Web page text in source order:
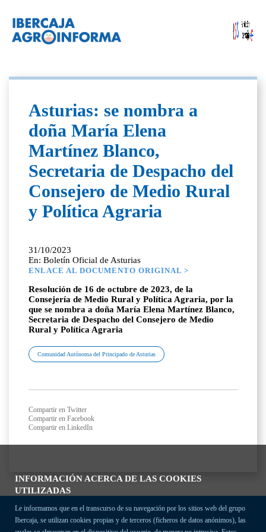
INFORMACIÓN ACERCA DE LAS COOKIES
UTILIZADAS
Le informamos que en el transcurso de su navegación por los sitios web del grupo
Ibercaja, se utilizan cookies propias y de terceros (ficheros de datos anónimos), las
Asturias: se nombra a
doña María Elena
Martínez Blanco,
Secretaria de Despacho del
Consejero de Medio Rural
y Política Agraria
31/10/2023
En: Boletín Oficial de Asturias
ENLACE AL DOCUMENTO ORIGINAL >
Resolución de 16 de octubre de 2023, de la
Consejería de Medio Rural y Política Agraria, por la
que se nombra a doña María Elena Martínez Blanco,
Secretaria de Despacho del Consejero de Medio
Rural y Política Agraria
Comunidad Autónoma del Principado de Asturias
Compartir en Twitter
Compartir en Facebook
Compartir en LinkedIn